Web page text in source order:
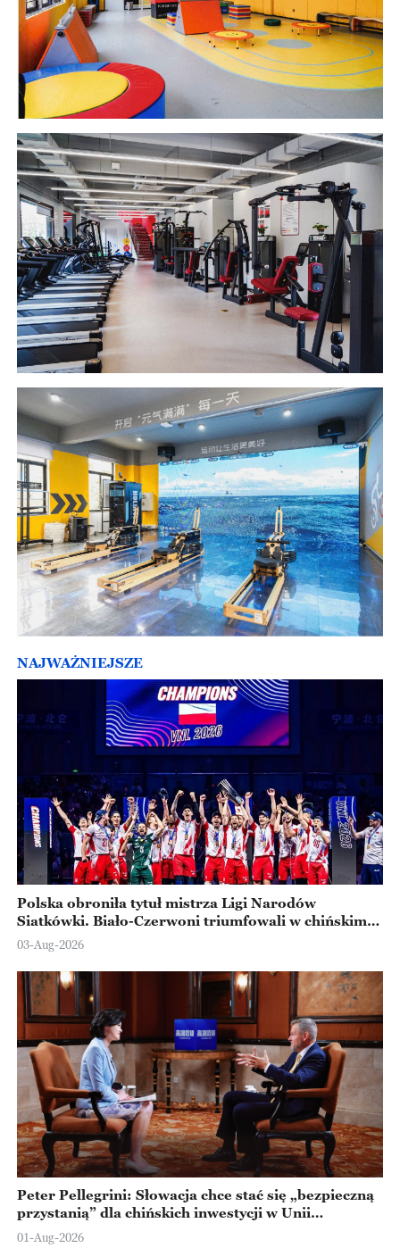
NAJWAŻNIEJSZE
Polska obroniła tytuł mistrza Ligi Narodów
Siatkówki. Biało-Czerwoni triumfowali w chińskim
Ningbo
03-Aug-2026
Peter Pellegrini: Słowacja chce stać się „bezpieczną
przystanią” dla chińskich inwestycji w Unii
Europejskiej
01-Aug-2026